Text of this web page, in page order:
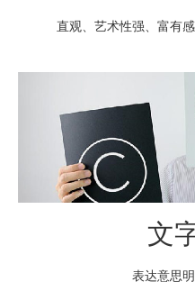
直观、艺术性强、富有
文
表达意思